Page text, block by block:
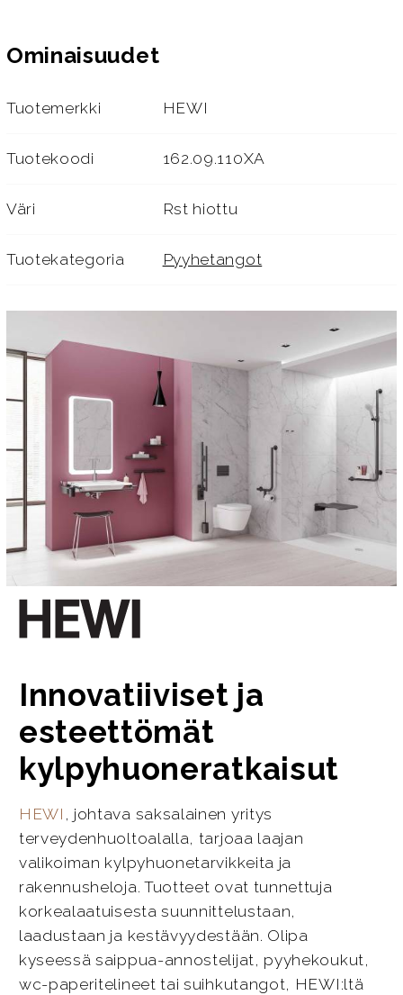
Ominaisuudet
Tuotemerkki HEWI
Tuotekoodi 162.09.110XA
Väri Rst hiottu
Tuotekategoria Pyyhetangot
Innovatiiviset ja
esteettömät
kylpyhuoneratkaisut
HEWI , johtava saksalainen yritys
terveydenhuoltoalalla, tarjoaa laajan
valikoiman kylpyhuonetarvikkeita ja
rakennusheloja. Tuotteet ovat tunnettuja
korkealaatuisesta suunnittelustaan,
laadustaan ja kestävyydestään. Olipa
kyseessä saippua-annostelijat, pyyhekoukut,
wc-paperitelineet tai suihkutangot, HEWI:ltä